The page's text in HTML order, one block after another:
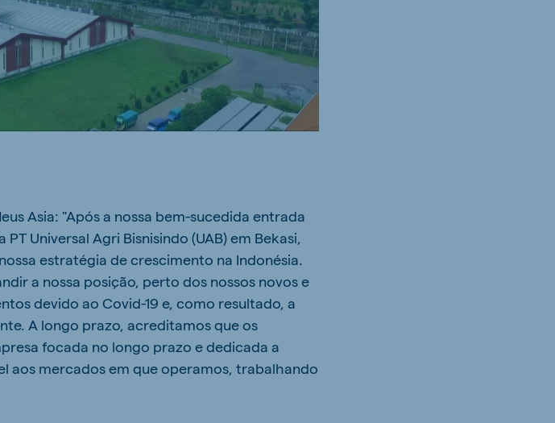
Asia: "Após a nossa bem-sucedida entrada
Universal Agri Bisnisindo (UAB) em Bekasi,
estratégia de crescimento na Indonésia.
a nossa posição, perto dos nossos novos e
devido ao Covid-19 e, como resultado, a
A longo prazo, acreditamos que os
focada no longo prazo e dedicada a
aos mercados em que operamos, trabalhando